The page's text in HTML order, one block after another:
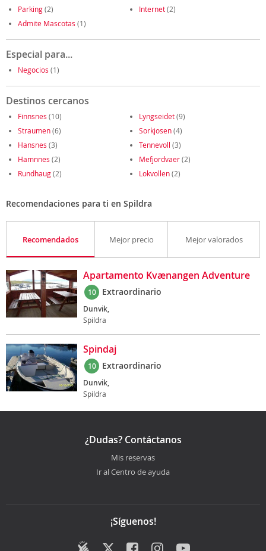
Parking(2) Internet(2)
Admite Mascotas (1)
Especial para...
Negocios (1)
Destinos cercanos
Finnsnes (10) Lyngseidet(9)
Straumen(6) Sorkjosen(4)
Hansnes (3) Tennevoll (3)
Hamnnes (2) Mefjordvaer(2)
Rundhaug(2) Lokvollen(2)
Recomendaciones para ti en Spildra
Recomendados Mejor precio Mejor valorados
Apartamento Kvænangen Adventure
10 Extraordinario
Dunvik,
Spildra
Spindaj
10 Extraordinario
Dunvik,
Spildra
¿Dudas? Contáctanos
Mis reservas
Ir al Centro de ayuda
¡Síguenos!